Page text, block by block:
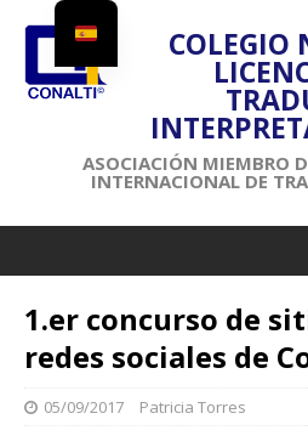
COLEGIO
ASOCIACIÓN MIEMBRO
INTERNACIONAL DE
1.er concurso de
redes sociales de
05/09/2017 Patricia Torres